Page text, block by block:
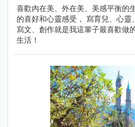
喜歡內在美、外在美、美感平衡的
的喜好和心靈感受， 寫育兒、心靈
寫文、創作就是我這輩子最喜歡做
生活！